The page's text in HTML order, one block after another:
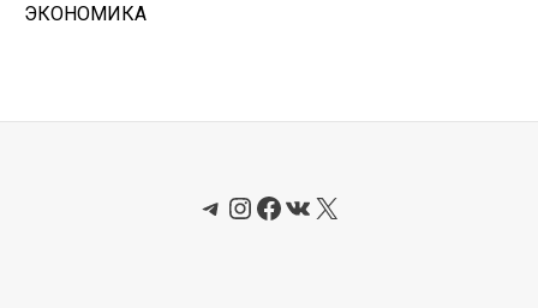
ЭКОНОМИКА
Telegram
Instagram
Facebook
ВКонтакте
X